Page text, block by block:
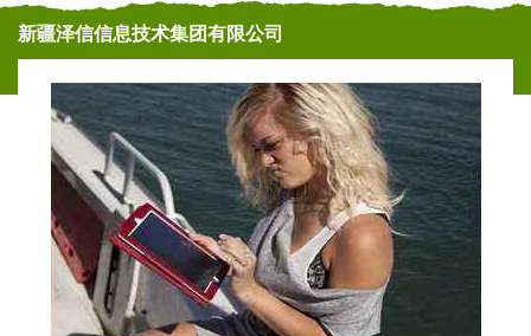
新疆泽信信息技术集团有限公司